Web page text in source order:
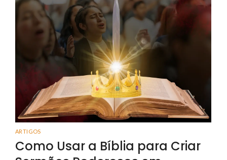
ARTIGOS
Como Usar a Bíblia para Criar